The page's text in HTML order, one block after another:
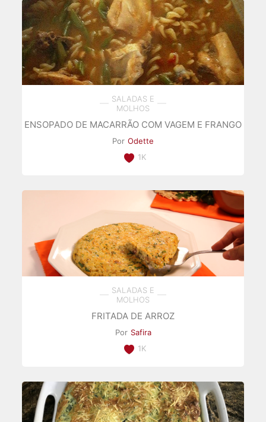
SALADAS E
MOLHOS
ENSOPADO DE MACARRÃO COM VAGEM E FRANGO
Por Odette
1K
SALADAS E
MOLHOS
FRITADA DE ARROZ
Por Safira
1K